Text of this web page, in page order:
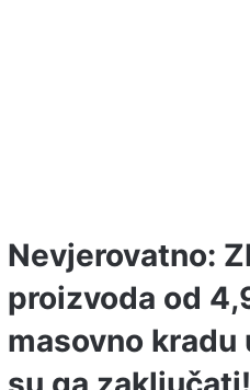
Nevjerovatno:
proizvoda od
masovno kradu